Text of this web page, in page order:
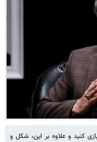
کنید و علاوه‌ بر این، شکل و